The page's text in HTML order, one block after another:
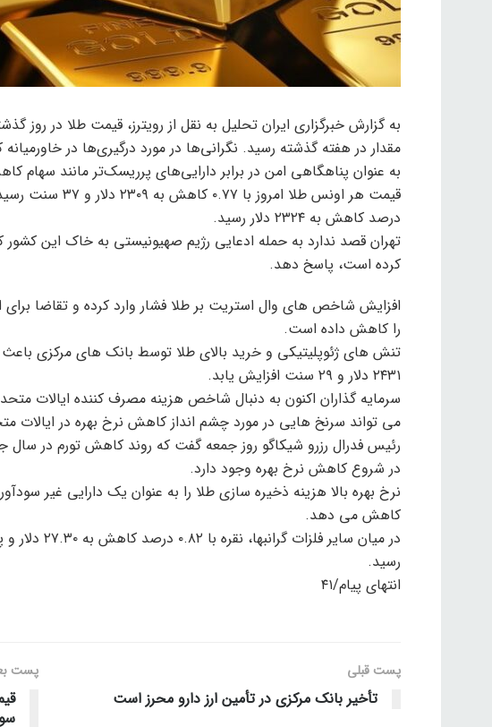
مقدار در هفته گذشته رسید. نگرانی‌ها در مورد درگیری‌ها در
به عنوان پناهگاهی امن در برابر دارایی‌های پرریسک‌تر مانند سهام
درصد کاهش به ۲۳۲۴ دلار رسید.
تهران قصد ندارد به حمله ادعایی رژیم صهیونیستی به خاک این کشور
کرده است، پاسخ دهد.
افزایش شاخص های وال استریت بر طلا فشار وارد کرده و تقاضا برای
را کاهش داده است.
۲۴۳۱ دلار و ۲۹ سنت افزایش یابد.
سرمایه گذاران اکنون به دنبال شاخص هزینه مصرف کننده ایالات
می تواند سرنخ هایی در مورد چشم انداز کاهش نرخ بهره در ایالات
رئیس فدرال رزرو شیکاگو روز جمعه گفت که روند کاهش تورم در سال
در شروع کاهش نرخ بهره وجود دارد.
نرخ بهره بالا هزینه ذخیره سازی طلا را به عنوان یک دارایی غیر
کاهش می دهد.
رسید.
انتهای پیام/۴۱
پست قبلی
تأخیر بانک مرکزی در تأمین ارز دارو محرز است
پست‌